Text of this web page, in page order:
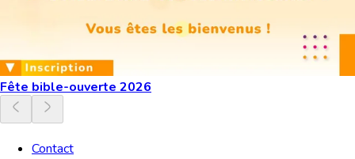
Fête bible-ouverte 2026
Contact